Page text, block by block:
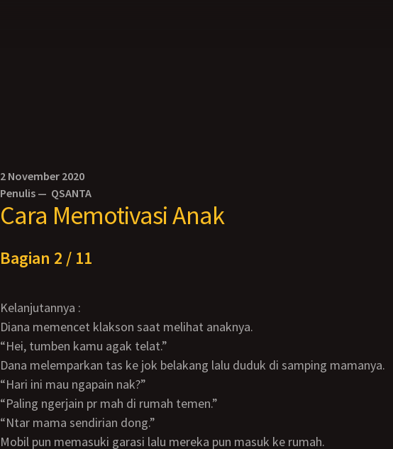
2 November 2020
Penulis — QSANTA
Cara Memotivasi Anak
Bagian 2 / 11
Kelanjutannya :
Diana memencet klakson saat melihat anaknya.
“Hei, tumben kamu agak telat.”
Dana melemparkan tas ke jok belakang lalu duduk di samping mamanya.
“Hari ini mau ngapain nak?”
“Paling ngerjain pr mah di rumah temen.”
“Ntar mama sendirian dong.”
Mobil pun memasuki garasi lalu mereka pun masuk ke rumah.